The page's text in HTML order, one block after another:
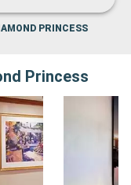
PRINCESS
Princess